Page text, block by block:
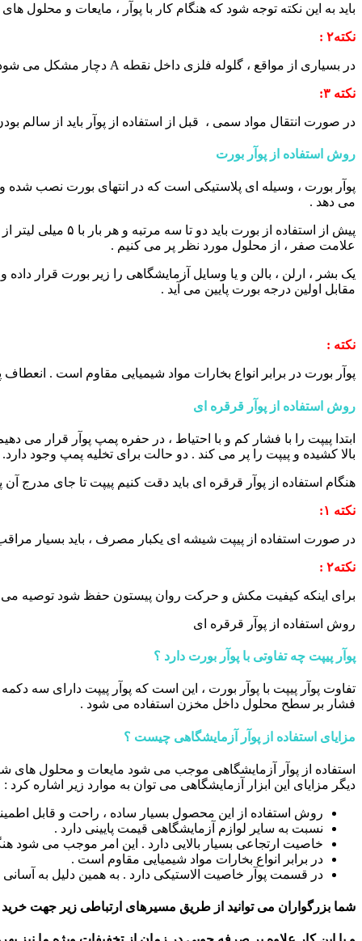
باید به این نکته توجه شود که هنگام کار با پوآر ، مایعات و
نکته۲ :
در بسیاری از مواقع ، گلوله فلزی داخل نقطه A دچار مشکل می شود . با تعویض این گلوله ها می توان این مشکل را برطرف نمود .
نکته
در صورت انتقال مواد سمی ، قبل از استفاده از پوآر باید از سالم
روش استفاده از پوآر بورت
پوآر بورت ، وسیله ای پلاستیکی است که در انتهای بورت نصب
می دهد .
پیش از استفاده
علامت صفر ، از محلول مورد نظر پر می کنیم .
یک بشر ، ارلن ، بالن و یا وسایل آزمایشگاهی را زیر بورت قرار
مقابل اولین درجه بورت پایین می آید .
نکته :
پوآر بورت در برابر انواع بخارات مواد شیمیایی مقاوم است .
روش استفاده از پوآر قرقره ای
ابتدا پیپت را با فشار کم و با احتیاط ، در حفره پمپ پوآر قرار
بالا کشیده و پیپت را پر می کند . دو حالت برای تخلیه پمپ
هنگام استفاده از پوآر قرقره ای باید دقت کنیم پیپت تا جای مدرج
نکته
در صورت استفاده از پیپت شیشه ای یکبار مصرف ، باید بسیار
نکته۲ :
برای اینکه کیفیت مکش و حرکت روان پیستون حفظ شود توصیه می
روش استفاده از پوآر قرقره ای
پوآر پیپت چه تفاوتی با پوآر بورت دارد ؟
تفاوت پوآر پیپت با پوآر بورت ، این است که پوآر پیپت دارای سه
فشار بر سطح محلول داخل مخزن استفاده می شود .
مزایای استفاده از پوآر آزمایشگاهی چیست ؟
استفاده از پوآر آزمایشگاهی موجب می شود مایعات و محلول های
دیگر مزایای این ابزار آزمایشگاهی می توان به موارد زیر اشاره کرد :
روش استفاده از این محصول بسیار ساده ، راحت و قابل
نسبت به سایر لوازم آزمایشگاهی قیمت پایینی دارد .
خاصیت ارتجاعی بسیار بالایی دارد . این امر موجب می
در برابر انواع بخارات مواد شیمیایی مقاوم است .
در قسمت پوآر خاصیت الاستیکی دارد . به همین دلیل به
شما بزرگواران می توانید از طریق مسیرهای ارتباطی زیر جهت